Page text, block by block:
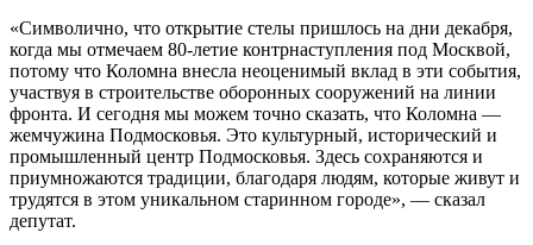
«Символично, что открытие стелы пришлось на дни декабря,
когда мы отмечаем 80-летие контрнаступления под Москвой,
потому что Коломна внесла неоценимый вклад в эти события,
участвуя в строительстве оборонных сооружений на линии
фронта. И сегодня мы можем точно сказать, что Коломна —
жемчужина Подмосковья. Это культурный, исторический и
промышленный центр Подмосковья. Здесь сохраняются и
приумножаются традиции, благодаря людям, которые живут и
трудятся в этом уникальном старинном городе», — сказал
депутат.